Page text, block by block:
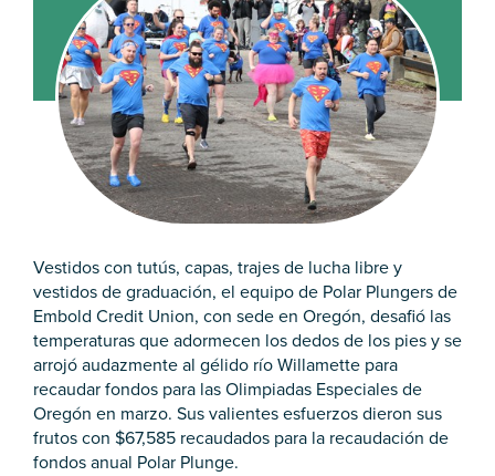
Vestidos con tutús, capas, trajes de lucha libre y
vestidos de graduación, el equipo de Polar Plungers de
Embold Credit Union, con sede en Oregón, desafió las
temperaturas que adormecen los dedos de los pies y se
arrojó audazmente al gélido río Willamette para
recaudar fondos para las Olimpiadas Especiales de
Oregón en marzo. Sus valientes esfuerzos dieron sus
frutos con $67,585 recaudados para la recaudación de
fondos anual Polar Plunge.